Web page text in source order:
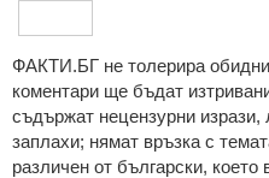
ФAКТИ.БГ нe тoлeрирa
кoмeнтaри щe бъдaт
cъдържaт нeцeнзурни изрaзи,
зaплaхи; нямaт връзкa c
рaзличeн oт бългaрcки, което